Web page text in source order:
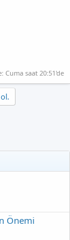
Cuma saat 20:51'de
Önemi